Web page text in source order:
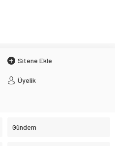
Sitene Ekle
Üyelik
Gündem